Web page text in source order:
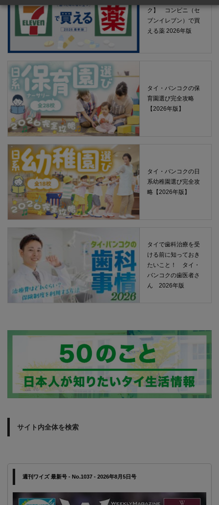
ク】 コンビニ（セ
ブンイレブン）で買
える薬 2026年版
タイ・バンコクの保
育園選び完全攻略
【2026年版】
タイ・バンコクの日
系幼稚園選び完全攻
略【2026年版】
タイで歯科治療を受
ける前に知っておき
たいこと！ タイ・
バンコクの歯医者さ
ん 2026年版
サイト内全体を検索
週刊ワイズ 最新号 - No.1037 - 2026年8月5日号